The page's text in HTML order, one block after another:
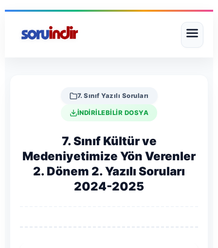
7. Sınıf Yazılı Soruları
İNDİRİLEBİLİR DOSYA
7. Sınıf Kültür ve
Medeniyetimize Yön Verenler
2. Dönem 2. Yazılı Soruları
2024-2025